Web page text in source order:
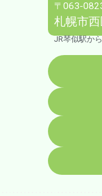
〒063-
札幌市
JR琴似駅か